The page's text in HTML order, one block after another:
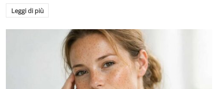
Leggi di più